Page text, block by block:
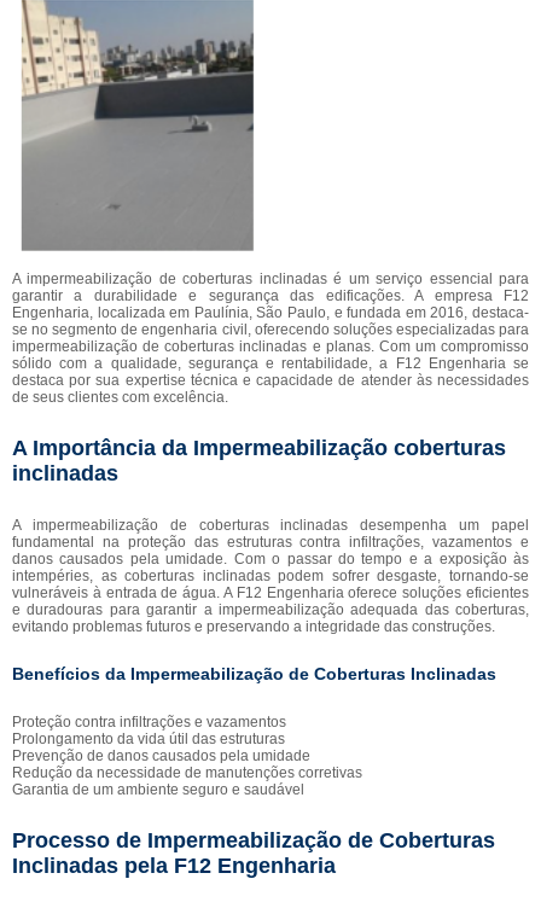
A impermeabilização de coberturas inclinadas é um serviço essencial para
garantir a durabilidade e segurança das edificações. A empresa F12
Engenharia, localizada em Paulínia, São Paulo, e fundada em 2016, destaca-
se no segmento de engenharia civil, oferecendo soluções especializadas para
impermeabilização de coberturas inclinadas e planas. Com um compromisso
sólido com a qualidade, segurança e rentabilidade, a F12 Engenharia se
destaca por sua expertise técnica e capacidade de atender às necessidades
de seus clientes com excelência.
A Importância da Impermeabilização coberturas
inclinadas
A impermeabilização de coberturas inclinadas desempenha um papel
fundamental na proteção das estruturas contra infiltrações, vazamentos e
danos causados pela umidade. Com o passar do tempo e a exposição às
intempéries, as coberturas inclinadas podem sofrer desgaste, tornando-se
vulneráveis à entrada de água. A F12 Engenharia oferece soluções eficientes
e duradouras para garantir a impermeabilização adequada das coberturas,
evitando problemas futuros e preservando a integridade das construções.
Benefícios da Impermeabilização de Coberturas Inclinadas
Proteção contra infiltrações e vazamentos
Prolongamento da vida útil das estruturas
Prevenção de danos causados pela umidade
Redução da necessidade de manutenções corretivas
Garantia de um ambiente seguro e saudável
Processo de Impermeabilização de Coberturas
Inclinadas pela F12 Engenharia